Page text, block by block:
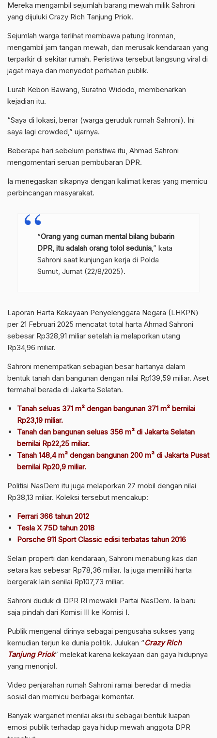
Mereka mengambil sejumlah barang mewah milik Sahroni
yang dijuluki Crazy Rich Tanjung Priok.
Sejumlah warga terlihat membawa patung Ironman,
mengambil jam tangan mewah, dan merusak kendaraan yang
terparkir di sekitar rumah. Peristiwa tersebut langsung viral di
jagat maya dan menyedot perhatian publik.
Lurah Kebon Bawang, Suratno Widodo, membenarkan
kejadian itu.
“Saya di lokasi, benar (warga geruduk rumah Sahroni). Ini
saya lagi crowded,” ujarnya.
Beberapa hari sebelum peristiwa itu, Ahmad Sahroni
mengomentari seruan pembubaran DPR.
Ia menegaskan sikapnya dengan kalimat keras yang memicu
perbincangan masyarakat.
“Orang yang cuman mental bilang bubarin
DPR, itu adalah orang tolol sedunia,” kata
Sahroni saat kunjungan kerja di Polda
Sumut, Jumat (22/8/2025).
Laporan Harta Kekayaan Penyelenggara Negara (LHKPN)
per 21 Februari 2025 mencatat total harta Ahmad Sahroni
sebesar Rp328,91 miliar setelah ia melaporkan utang
Rp34,96 miliar.
Sahroni menempatkan sebagian besar hartanya dalam
bentuk tanah dan bangunan dengan nilai Rp139,59 miliar. Aset
termahal berada di Jakarta Selatan.
Tanah seluas 371 m² dengan bangunan 371 m² bernilai
Rp23,19 miliar.
Tanah dan bangunan seluas 356 m² di Jakarta Selatan
bernilai Rp22,25 miliar.
Tanah 148,4 m² dengan bangunan 200 m² di Jakarta Pusat
bernilai Rp20,9 miliar.
Politisi NasDem itu juga melaporkan 27 mobil dengan nilai
Rp38,13 miliar. Koleksi tersebut mencakup:
Ferrari 366 tahun 2012
Tesla X 75D tahun 2018
Porsche 911 Sport Classic edisi terbatas tahun 2016
Selain properti dan kendaraan, Sahroni menabung kas dan
setara kas sebesar Rp78,36 miliar. Ia juga memiliki harta
bergerak lain senilai Rp107,73 miliar.
Sahroni duduk di DPR RI mewakili Partai NasDem. Ia baru
saja pindah dari Komisi III ke Komisi I.
Publik mengenal dirinya sebagai pengusaha sukses yang
kemudian terjun ke dunia politik. Julukan “Crazy Rich
Tanjung Priok” melekat karena kekayaan dan gaya hidupnya
yang menonjol.
Video penjarahan rumah Sahroni ramai beredar di media
sosial dan memicu berbagai komentar.
Banyak warganet menilai aksi itu sebagai bentuk luapan
emosi publik terhadap gaya hidup mewah anggota DPR